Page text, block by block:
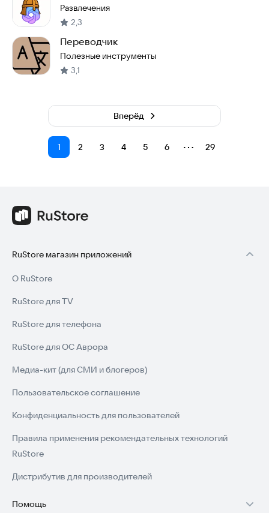
Развлечения
2,3
Переводчик
Полезные инструменты
3,1
1 2 3 4 5 6 ⋯ 29
Вперёд
RuStore магазин приложений
О RuStore
RuStore для TV
RuStore для телефона
RuStore для ОС Аврора
Медиа-кит (для СМИ и блогеров)
Пользовательское соглашение
Конфиденциальность для пользователей
Правила применения рекомендательных технологий
RuStore
Дистрибутив для производителей
Помощь